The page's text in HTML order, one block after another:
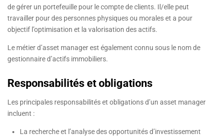
de gérer un portefeuille pour le compte de clients. Il/elle peut
travailler pour des personnes physiques ou morales et a pour
objectif l’optimisation et la valorisation des actifs.
Le métier d’asset manager est également connu sous le nom de
gestionnaire d’actifs immobiliers.
Responsabilités et obligations
Les principales responsabilités et obligations d’un asset manager
incluent :
La recherche et l’analyse des opportunités d’investissement